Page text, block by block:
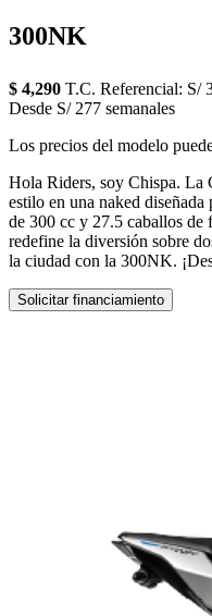
300NK
$ 4,290 T.C. Referencial: S/
Desde S/ 277 semanales
Los precios del modelo
Hola Riders, soy Chispa.
estilo en una naked
de 300 cc y 27.5 caballos de
redefine la diversión sobre
la ciudad con la 300NK.
Solicitar financiamiento